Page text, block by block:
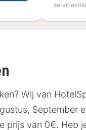
Wij van
September
prijs van 0€. Heb